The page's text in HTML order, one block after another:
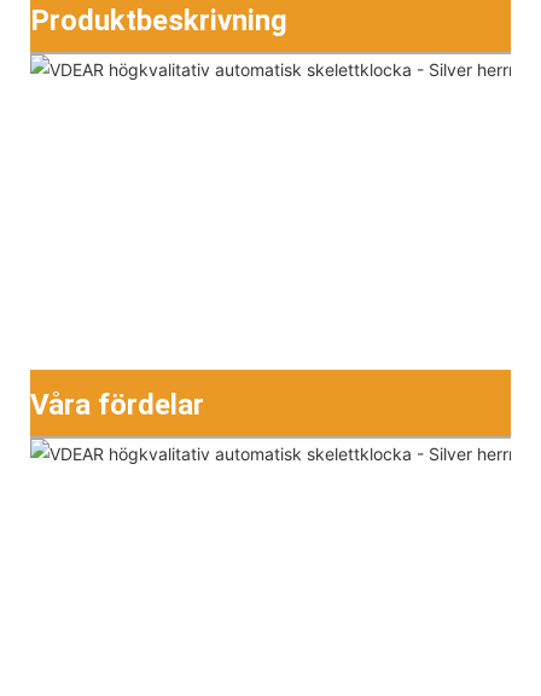
Produktbeskrivning
Våra fördelar